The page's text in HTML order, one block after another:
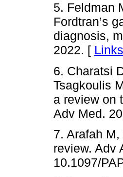
5. Feldman
Fordtran’s
diagnosis,
2022. [ Links
6. Charatsi
Tsagkoulis
a review on
Adv Med.
7. Arafah
review. Adv
10.1097/